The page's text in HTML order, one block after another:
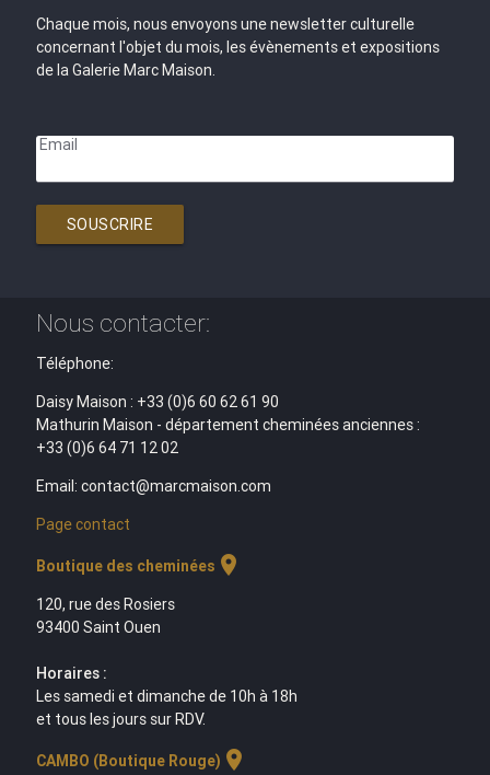
Chaque mois, nous envoyons une newsletter culturelle
concernant l'objet du mois, les évènements et expositions
de la Galerie Marc Maison.
Email
SOUSCRIRE
Nous contacter:
Téléphone:
Daisy Maison : +33 (0)6 60 62 61 90
Mathurin Maison - département cheminées anciennes :
+33 (0)6 64 71 12 02
Email: contact@marcmaison.com
Page contact
Boutique des cheminées location_on
120, rue des Rosiers
93400 Saint Ouen
Horaires :
Les samedi et dimanche de 10h à 18h
et tous les jours sur RDV.
CAMBO (Boutique Rouge) location_on